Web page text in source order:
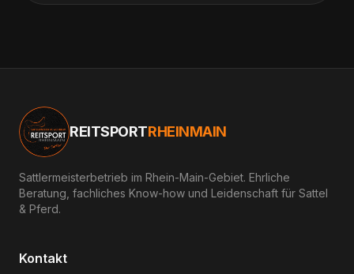
REITSPORTRHEINMAIN
Sattlermeisterbetrieb im Rhein-Main-Gebiet. Ehrliche
Beratung, fachliches Know-how und Leidenschaft für Sattel
& Pferd.
Kontakt